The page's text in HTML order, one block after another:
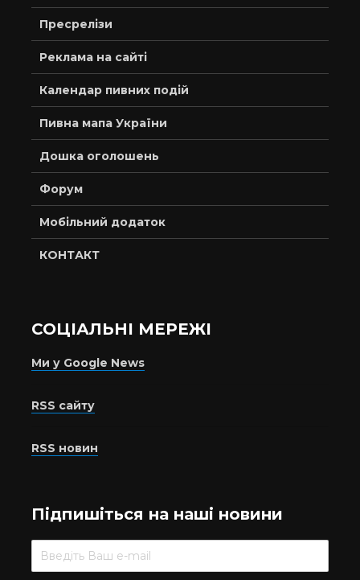
Пресрелізи
Реклама на сайті
Календар пивних подій
Пивна мапа України
Дошка оголошень
Форум
Мобільний додаток
КОНТАКТ
СОЦІАЛЬНІ МЕРЕЖІ
Ми у Google News
RSS сайту
RSS новин
Підпишіться на наші новини